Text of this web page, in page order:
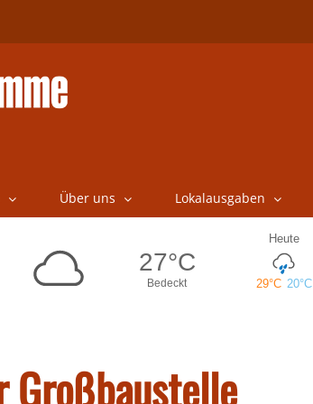
Über uns Lokalausgaben
Großbaustelle